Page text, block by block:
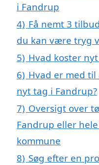
i Fandrup
4) Få nemt 3
du kan være tryg
5) Hvad koster
6) Hvad er med
nyt tag i Fandrup?
7) Oversigt over
Fandrup eller
kommune
8) Søg efter en